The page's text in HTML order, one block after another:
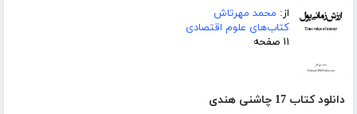
از: محمد مهرتاش
کتاب‌های علوم اقتصادی
۱۱ صفحه
دانلود کتاب 17 چاشنی هندی